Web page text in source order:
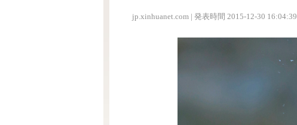
jp.xinhuanet.com | 発表時間 2015-12-30 16:04:39